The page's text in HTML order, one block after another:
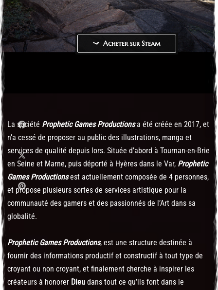
Acheter sur Steam
La société Prophetic Games Productionsa été créée en 2017, et
n’a cessé de proposer au public des illustrations, manga et
services de qualité depuis lors. Située d’abord à Tournan-en-Brie
en Seine et Marne, puis déporté à Hyères dans le Var, Prophetic
Games Productionsest actuellement composée de 4 personnes,
et propose plusieurs sortes de services artistique pour la
communauté des gamers et des passionnés de l’Art dans sa
globalité.
Prophetic Games Productions, est une structure destinée à
fournir des informations productif et constructif à tout type de
croyant ou non croyant, et finalement cherche à inspirer les
créateurs à honorer Dieu dans tout ce qu’ils font dans le